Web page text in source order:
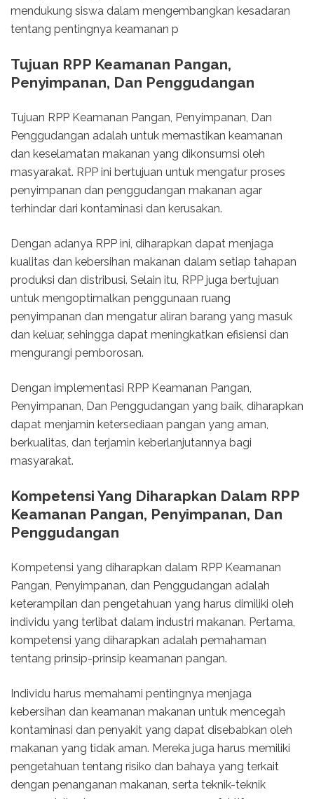
mendukung siswa dalam mengembangkan kesadaran
tentang pentingnya keamanan p
Tujuan RPP Keamanan Pangan,
Penyimpanan, Dan Penggudangan
Tujuan RPP Keamanan Pangan, Penyimpanan, Dan
Penggudangan adalah untuk memastikan keamanan
dan keselamatan makanan yang dikonsumsi oleh
masyarakat. RPP ini bertujuan untuk mengatur proses
penyimpanan dan penggudangan makanan agar
terhindar dari kontaminasi dan kerusakan.
Dengan adanya RPP ini, diharapkan dapat menjaga
kualitas dan kebersihan makanan dalam setiap tahapan
produksi dan distribusi. Selain itu, RPP juga bertujuan
untuk mengoptimalkan penggunaan ruang
penyimpanan dan mengatur aliran barang yang masuk
dan keluar, sehingga dapat meningkatkan efisiensi dan
mengurangi pemborosan.
Dengan implementasi RPP Keamanan Pangan,
Penyimpanan, Dan Penggudangan yang baik, diharapkan
dapat menjamin ketersediaan pangan yang aman,
berkualitas, dan terjamin keberlanjutannya bagi
masyarakat.
Kompetensi Yang Diharapkan Dalam RPP
Keamanan Pangan, Penyimpanan, Dan
Penggudangan
Kompetensi yang diharapkan dalam RPP Keamanan
Pangan, Penyimpanan, dan Penggudangan adalah
keterampilan dan pengetahuan yang harus dimiliki oleh
individu yang terlibat dalam industri makanan. Pertama,
kompetensi yang diharapkan adalah pemahaman
tentang prinsip-prinsip keamanan pangan.
Individu harus memahami pentingnya menjaga
kebersihan dan keamanan makanan untuk mencegah
kontaminasi dan penyakit yang dapat disebabkan oleh
makanan yang tidak aman. Mereka juga harus memiliki
pengetahuan tentang risiko dan bahaya yang terkait
dengan penanganan makanan, serta teknik-teknik